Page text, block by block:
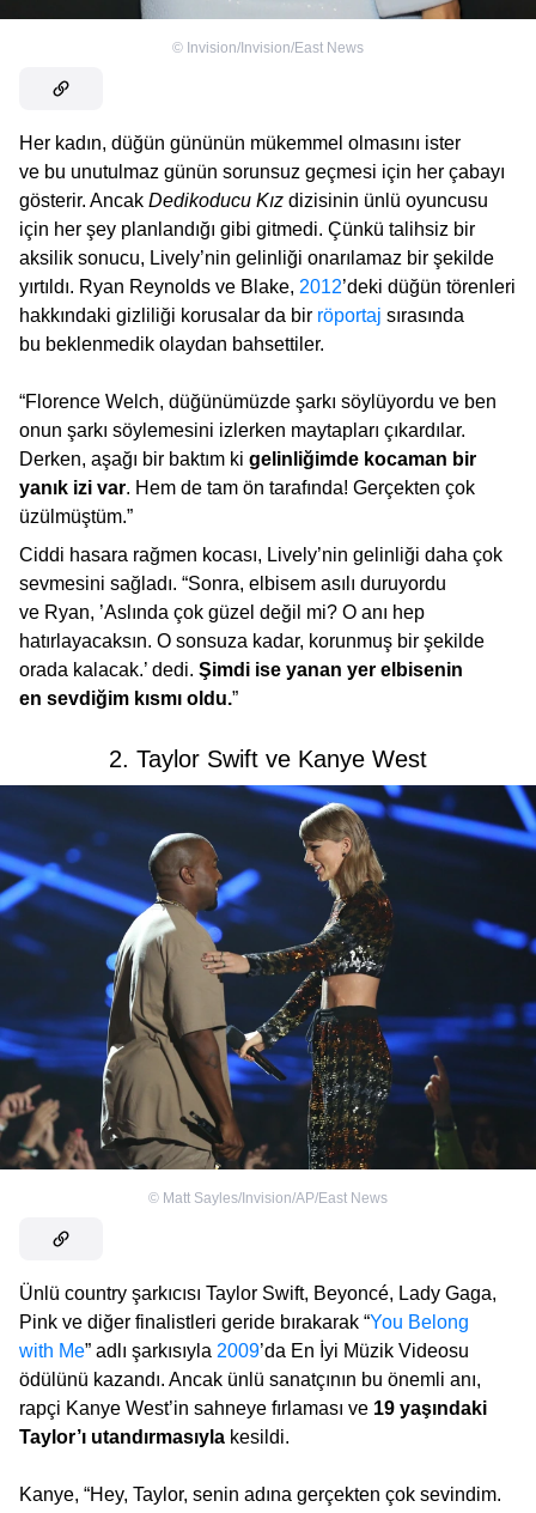
© Invision/Invision/East News
Her kadın, düğün gününün mükemmel olmasını ister
ve bu unutulmaz günün sorunsuz geçmesi için her çabayı
gösterir. Ancak Dedikoducu Kız dizisinin ünlü oyuncusu
için her şey planlandığı gibi gitmedi. Çünkü talihsiz bir
aksilik sonucu, Lively’nin gelinliği onarılamaz bir şekilde
yırtıldı. Ryan Reynolds ve Blake, 2012’deki düğün törenleri
hakkındaki gizliliği korusalar da bir röportaj sırasında
bu beklenmedik olaydan bahsettiler.
“Florence Welch, düğünümüzde şarkı söylüyordu ve ben
onun şarkı söylemesini izlerken maytapları çıkardılar.
Derken, aşağı bir baktım ki gelinliğimde kocaman bir
yanık izi var. Hem de tam ön tarafında! Gerçekten çok
üzülmüştüm.”
Ciddi hasara rağmen kocası, Lively’nin gelinliği daha çok
sevmesini sağladı. “Sonra, elbisem asılı duruyordu
ve Ryan, ’Aslında çok güzel değil mi? O anı hep
hatırlayacaksın. O sonsuza kadar, korunmuş bir şekilde
orada kalacak.’ dedi. Şimdi ise yanan yer elbisenin
en sevdiğim kısmı oldu.”
2. Taylor Swift ve Kanye West
© Matt Sayles/Invision/AP/East News
Ünlü country şarkıcısı Taylor Swift, Beyoncé, Lady Gaga,
Pink ve diğer finalistleri geride bırakarak “You Belong
with Me” adlı şarkısıyla 2009’da En İyi Müzik Videosu
ödülünü kazandı. Ancak ünlü sanatçının bu önemli anı,
rapçi Kanye West’in sahneye fırlaması ve 19 yaşındaki
Taylor’ı utandırmasıyla kesildi.
Kanye, “Hey, Taylor, senin adına gerçekten çok sevindim.